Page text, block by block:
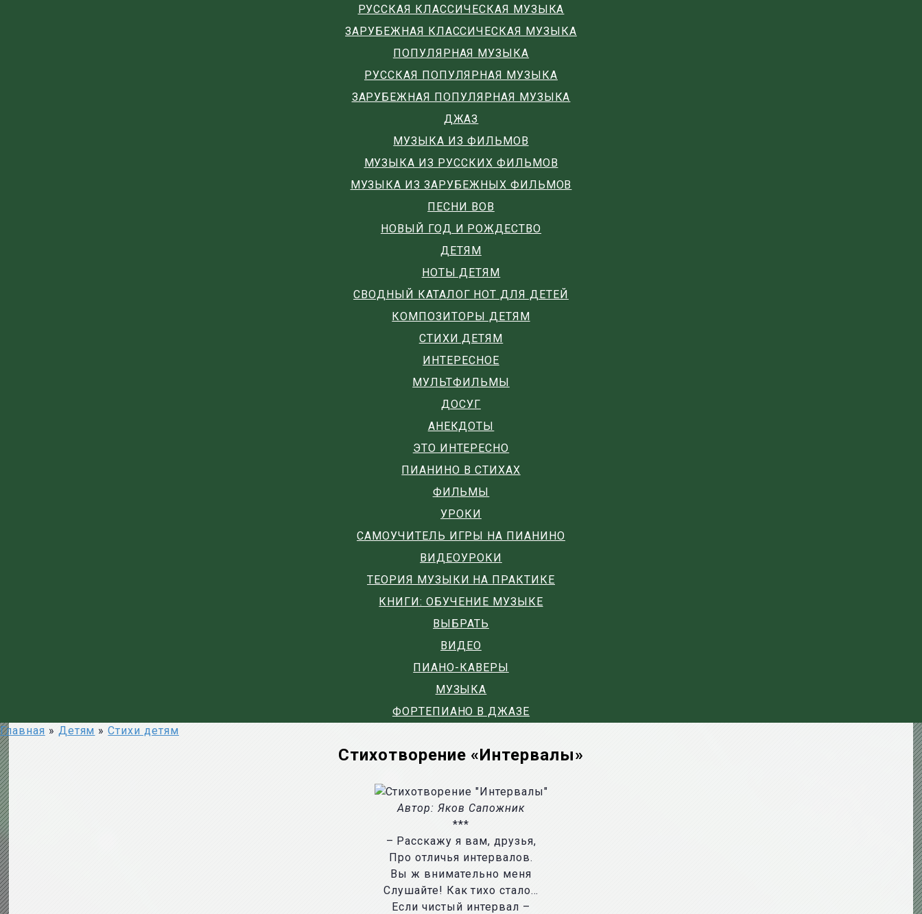
РУССКАЯ КЛАССИЧЕСКАЯ МУЗЫКА
ЗАРУБЕЖНАЯ КЛАССИЧЕСКАЯ МУЗЫКА
ПОПУЛЯРНАЯ МУЗЫКА
РУССКАЯ ПОПУЛЯРНАЯ МУЗЫКА
ЗАРУБЕЖНАЯ ПОПУЛЯРНАЯ МУЗЫКА
ДЖАЗ
МУЗЫКА ИЗ ФИЛЬМОВ
МУЗЫКА ИЗ РУССКИХ ФИЛЬМОВ
МУЗЫКА ИЗ ЗАРУБЕЖНЫХ ФИЛЬМОВ
ПЕСНИ ВОВ
НОВЫЙ ГОД И РОЖДЕСТВО
ДЕТЯМ
НОТЫ ДЕТЯМ
СВОДНЫЙ КАТАЛОГ НОТ ДЛЯ ДЕТЕЙ
КОМПОЗИТОРЫ ДЕТЯМ
СТИХИ ДЕТЯМ
ИНТЕРЕСНОЕ
МУЛЬТФИЛЬМЫ
ДОСУГ
АНЕКДОТЫ
ЭТО ИНТЕРЕСНО
ПИАНИНО В СТИХАХ
ФИЛЬМЫ
УРОКИ
САМОУЧИТЕЛЬ ИГРЫ НА ПИАНИНО
ВИДЕОУРОКИ
ТЕОРИЯ МУЗЫКИ НА ПРАКТИКЕ
КНИГИ: ОБУЧЕНИЕ МУЗЫКЕ
ВЫБРАТЬ
ВИДЕО
ПИАНО-КАВЕРЫ
МУЗЫКА
ФОРТЕПИАНО В ДЖАЗЕ
Главная » Детям » Стихи детям
Стихотворение «Интервалы»
Автор: Яков Сапожник
***
– Расскажу я вам, друзья,
Про отличья интервалов.
Вы ж внимательно меня
Слушайте! Как тихо стало…
Если чистый интервал –